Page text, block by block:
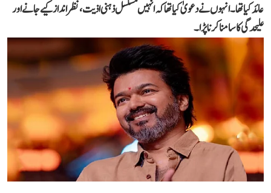
عائد کیا تھا۔ انہوں نے دعویٰ کیا تھا کہ انہیں مسلسل ذہنی اذیت، نظر انداز کیے جانے اور
علیحدگی کا سامنا کرنا پڑا۔